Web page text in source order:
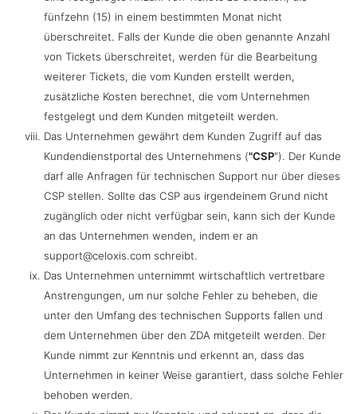
fünfzehn (15) in einem bestimmten Monat nicht
überschreitet. Falls der Kunde die oben genannte Anzahl
von Tickets überschreitet, werden für die Bearbeitung
weiterer Tickets, die vom Kunden erstellt werden,
zusätzliche Kosten berechnet, die vom Unternehmen
festgelegt und dem Kunden mitgeteilt werden.
Das Unternehmen gewährt dem Kunden Zugriff auf das
Kundendienstportal des Unternehmens ("CSP"). Der Kunde
darf alle Anfragen für technischen Support nur über dieses
CSP stellen. Sollte das CSP aus irgendeinem Grund nicht
zugänglich oder nicht verfügbar sein, kann sich der Kunde
an das Unternehmen wenden, indem er an
support@celoxis.com schreibt.
Das Unternehmen unternimmt wirtschaftlich vertretbare
Anstrengungen, um nur solche Fehler zu beheben, die
unter den Umfang des technischen Supports fallen und
dem Unternehmen über den ZDA mitgeteilt werden. Der
Kunde nimmt zur Kenntnis und erkennt an, dass das
Unternehmen in keiner Weise garantiert, dass solche Fehler
behoben werden.